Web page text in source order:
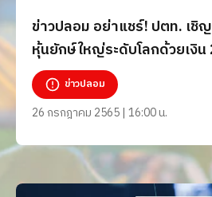
ข่าวปลอม อย่าแชร์! ปตท. เชิ
หุ้นยักษ์ใหญ่ระดับโลกด้วยเงิ
ข่าวปลอม
26 กรกฎาคม 2565 | 16:00 น.